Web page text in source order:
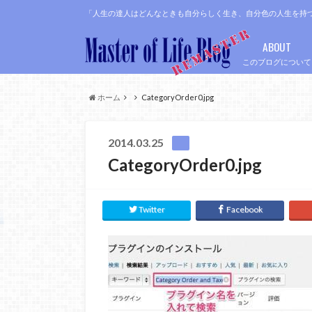
「人生の達人はどんなときも自分らしく生き、自分色の人生を持
このブログについて
ABOUT
ホーム CategoryOrder0.jpg
2014.03.25
CategoryOrder0.jpg
Twitter Facebook